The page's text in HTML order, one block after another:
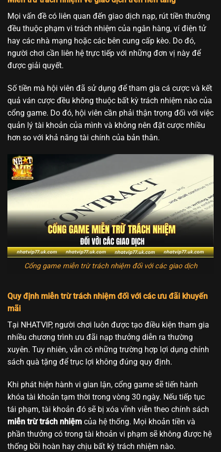
Mọi vấn đề có liên quan đến giao dịch nạp, rút tiền thưởng
đều thuộc phạm vi trách nhiệm của ngân hàng, ví điện tử
hay các nhà mạng hoặc các bên cung cấp kèo. Do đó,
người chơi cần liên hệ trực tiếp với những đơn vị này để
được giải quyết.
Số tiền mà hội viên đã sử dụng để tham gia cá cược và kết
quả ván cược đều không thuộc bất kỳ trách nhiệm nào của
cổng game. Do đó, hội viên cần phải thận trọng đối với việc
quản lý tài khoản của mình và không nên đặt cược nhiều
hơn so với khả năng tài chính của bản thân.
Cổng game miễn trừ trách nhiệm đối với các giao dịch
Quy định miễn trừ trách nhiệm đối với các ưu đãi khuyến
mãi
Tại NHATVIP, người chơi luôn được tạo điều kiện tham gia
nhiều chương trình ưu đãi nạp thưởng diễn ra thường
xuyên. Tuy nhiên, vẫn có những trường hợp lợi dụng chính
sách quà tặng để trục lợi không đúng quy định.
Khi phát hiện hành vi gian lận, cổng game sẽ tiến hành
khóa tài khoản tạm thời trong vòng 30 ngày. Nếu tiếp tục
tái phạm, tài khoản đó sẽ bị xóa vĩnh viễn theo chính sách
miễn trừ trách nhiệm của hệ thống. Mọi khoản tiền và
phần thưởng có trong tài khoản vi phạm sẽ không được hệ
thống bồi hoàn hay chịu bất kỳ trách nhiệm nào.